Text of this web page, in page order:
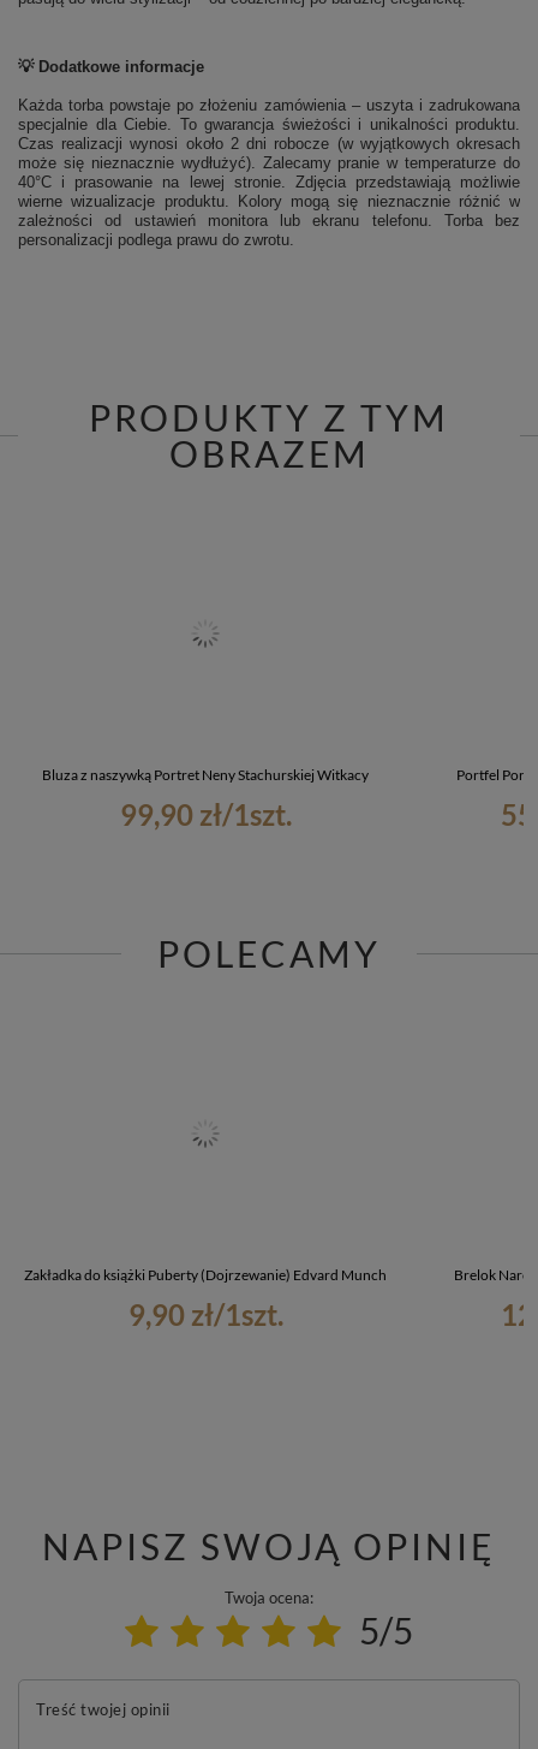
💡 Dodatkowe informacje
Każda torba powstaje po złożeniu zamówienia – uszyta i zadrukowana
specjalnie dla Ciebie. To gwarancja świeżości i unikalności produktu.
Czas realizacji wynosi około 2 dni robocze (w wyjątkowych okresach
może się nieznacznie wydłużyć). Zalecamy pranie w temperaturze do
40°C i prasowanie na lewej stronie. Zdjęcia przedstawiają możliwie
wierne wizualizacje produktu. Kolory mogą się nieznacznie różnić w
zależności od ustawień monitora lub ekranu telefonu. Torba bez
personalizacji podlega prawu do zwrotu.
PRODUKTY Z TYM
OBRAZEM
Bluza z naszywką Portret Neny Stachurskiej Witkacy
99,90 zł/1szt.
Portfel
POLECAMY
Zakładka do książki Puberty (Dojrzewanie) Edvard Munch
9,90 zł/1szt.
Brelok
NAPISZ SWOJĄ OPINIĘ
Twoja ocena:
5/5
Treść twojej opinii